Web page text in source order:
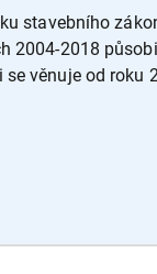
stavebního
2004-2018
věnuje od roku